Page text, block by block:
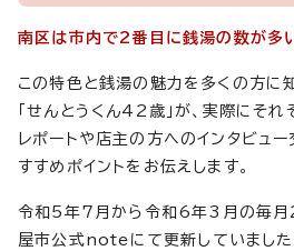
南区は市内で2番目に銭湯の数が多
この特色と銭湯の魅力を多くの方に
「せんとうくん42歳」が、実際にそ
レポートや店主の方へのインタビュ
すすめポイントをお伝えします。
令和5年7月から令和6年3月の毎月
屋市公式noteにて更新していました